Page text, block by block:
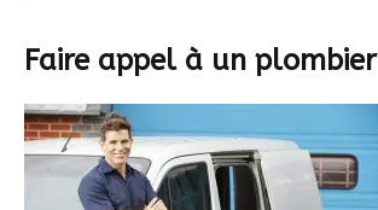
Faire appel à un plombier